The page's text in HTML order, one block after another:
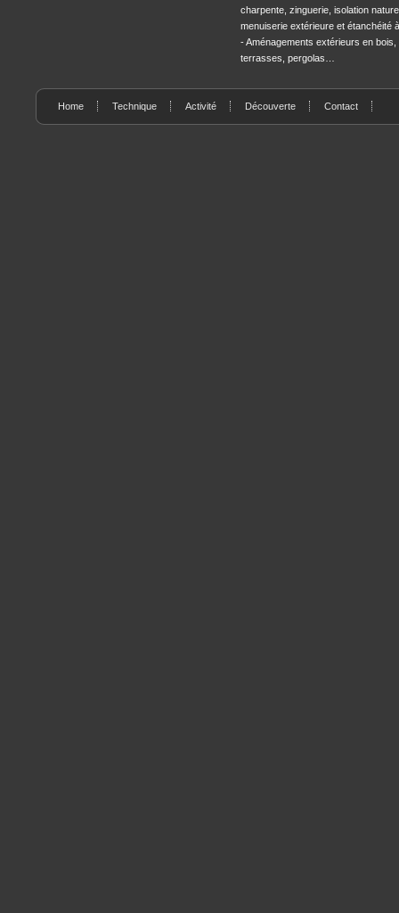
charpente, zinguerie, isolation
menuiserie extérieure et étanchéité à
- Aménagements extérieurs en bois,
terrasses, pergolas…
Home Technique Activité Découverte Contact